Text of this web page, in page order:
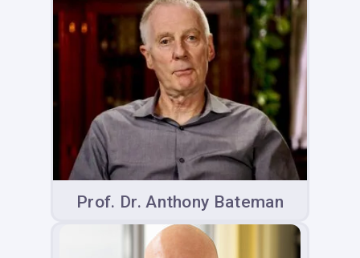
Prof. Dr. Anthony Bateman